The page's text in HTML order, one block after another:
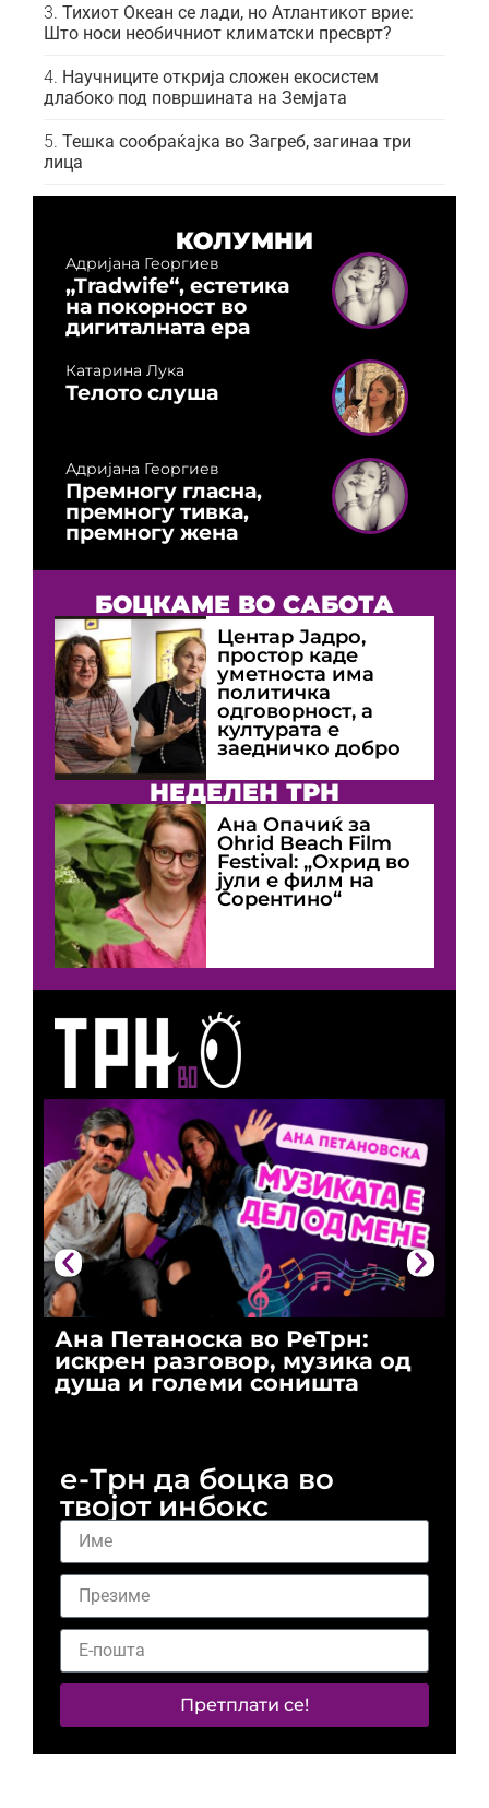
Тихиот Океан се лади, но Атлантикот врие:
Што носи необичниот климатски пресврт?
Научниците открија сложен екосистем
длабоко под површината на Земјата
Тешка сообраќајка во Загреб, загинаа три
лица
Ана Петаноска во РеТрн:
искрен разговор, музика од
душа и големи соништа
КОЛУМНИ
Адријана Георгиев
„Tradwife“, естетика
на покорност во
дигиталната ера
Катарина Лука
Телото слуша
Адријана Георгиев
Премногу гласна,
премногу тивка,
премногу жена
БОЦКАМЕ ВО САБОТА
Центар Јадро,
простор каде
уметноста има
политичка
одговорност, а
културата е
заедничко добро
НЕДЕЛЕН ТРН
Ана Опачиќ за
Оhrid Beach Film
Festival: „Охрид во
јули е филм на
Сорентино“
е-Трн да боцка во
твојот инбокс
Претплати се!